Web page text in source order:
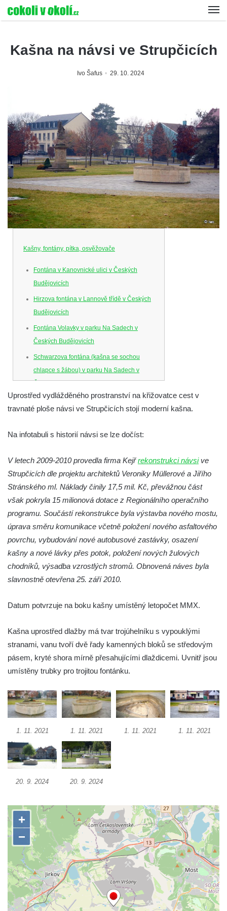
Kašna na návsi ve Strupčicích
Ivo Šafus 29. 10. 2024
Kašny, fontány, pítka, osvěžovače
Fontána v Kanovnické ulici v Českých
Budějovicích
Hirzova fontána v Lannově třídě v Českých
Budějovicích
Fontána Volavky v parku Na Sadech v
Českých Budějovicích
Schwarzova fontána (kašna se sochou
chlapce s žábou) v parku Na Sadech v
Českých Budějovicích
Kašna v parku Na Sadech u Pražské třídy v
Českých Budějovicích
Kašna na náměstí J. V. Kamarýta ve
Velešíně
Kašna na nádvoří za vstupem v ZOO
Leipzig
Kašna se sousoším medvíďat v ZOO
Leipzig
Kamenná kašna na styku tří CHKO v České
Kamenici
Věžová studna na náměstí Míru v Bochově
Kašna na čestném dvoře zámku v
Kašna s reliéfem v Knížecí zahradě v
Duchcově
Kašna na náměstí Republiky v Duchcově
Frýdlantu
Kašna u sochy svatého Jakuba della Marca
u kláštera v Hejnicích
Kašna na Masarykově náměstí v Polici nad
Metují
Kašna v Sadech Československé armády v
Pamětní kašna přírodních léčivých zdrojů v
parku u Hadích lázní v Teplicích
Fontána u Městského úřadu v Tanvaldu
Fontána před zámkem Nový Berštejn
Kašna na křižovatce v Cítolibech
Kašna na návsi ve Strupčicích
Studna u kostela Narození Panny Marie v
Uprostřed vydlážděného prostranství na křižovatce cest v
travnaté ploše návsi ve Strupčicích stojí moderní kašna.
Na infotabuli s historií návsi se lze dočíst:
V letech 2009-2010 provedla firma Kejřrekonstrukci návsive
Strupčicích dle projektu architektů Veroniky Müllerové a Jiřího
Stránského ml. Náklady činily 17,5 mil. Kč, převážnou část
však pokryla 15 milionová dotace z Regionálního operačního
programu. Součástí rekonstrukce byla výstavba nového mostu,
úprava směru komunikace včetně položení nového asfaltového
povrchu, vybudování nové autobusové zastávky, osazení
kašny a nové lávky přes potok, položení nových žulových
chodníků, výsadba vzrostlých stromů. Obnovená náves byla
slavnostně otevřena 25. září 2010.
Datum potvrzuje na boku kašny umístěný letopočet MMX.
Kašna uprostřed dlažby má tvar trojúhelníku s vypouklými
stranami, vanu tvoří dvě řady kamenných bloků se středovým
pásem, kryté shora mírně přesahujícími dlaždicemi. Uvnitř jsou
umístěny trubky pro trojitou fontánku.
1. 11. 2021 1. 11. 2021 1. 11. 2021 1. 11. 2021
20. 9. 2024 20. 9. 2024